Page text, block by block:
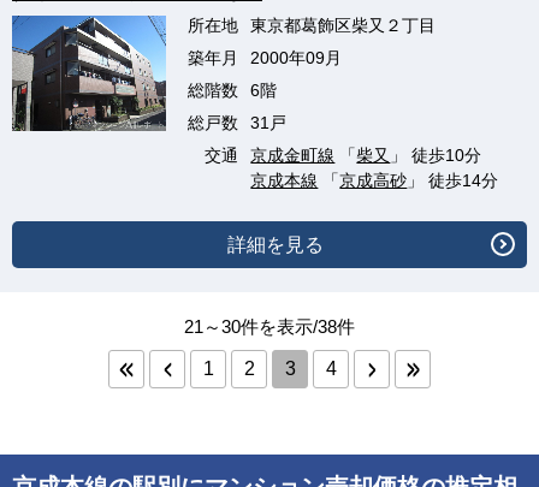
所在地
東京都葛飾区柴又２丁目
築年月
2000年09月
総階数
6階
総戸数
31戸
交通
京成金町線 「柴又 」 徒歩10分
京成本線 「京成高砂 」 徒歩14分
詳細を見る
21～30件を表示/38件
1 2 3 4